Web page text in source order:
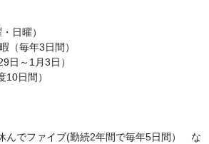
日曜）
（毎年3日間）
日～1月3日）
10日間）
んでファイブ(勤続2年間で毎年5日間）　な